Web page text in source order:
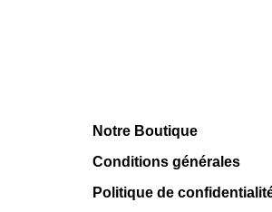
Notre Boutique
Conditions générales
Politique de